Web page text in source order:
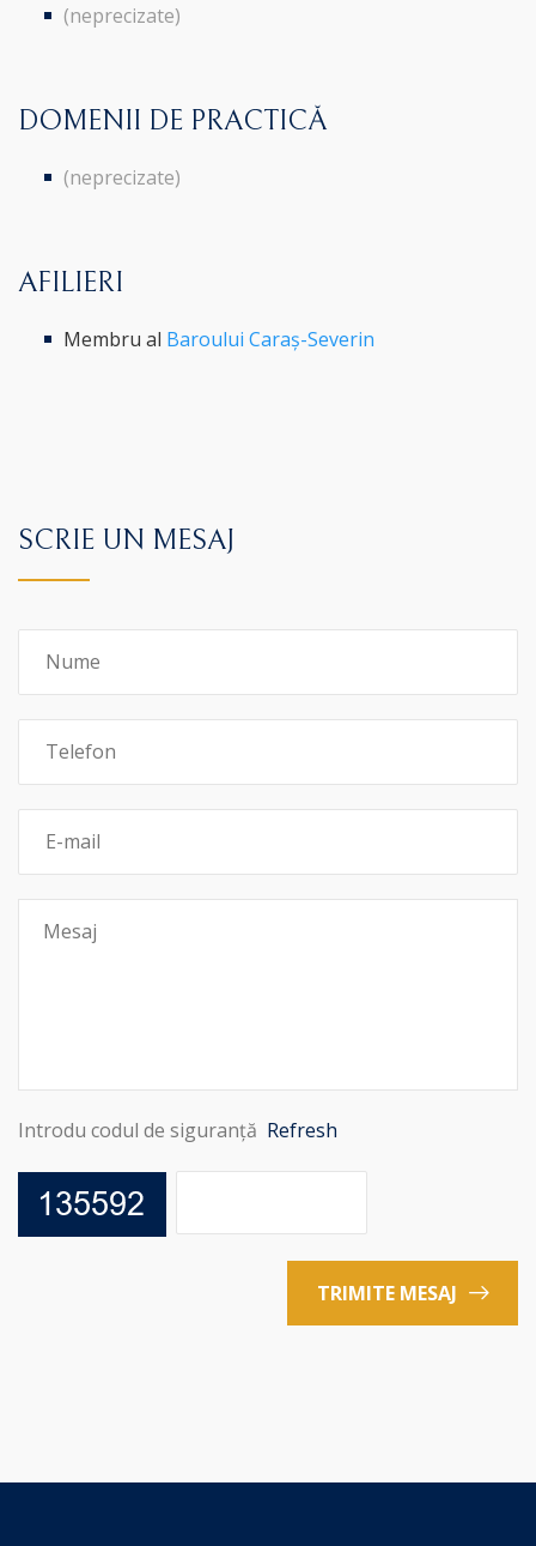
(neprecizate)
DOMENII DE PRACTICĂ
(neprecizate)
AFILIERI
Membru al Baroului Caraș-Severin
SCRIE UN MESAJ
Introdu codul de siguranță Refresh
TRIMITE MESAJ